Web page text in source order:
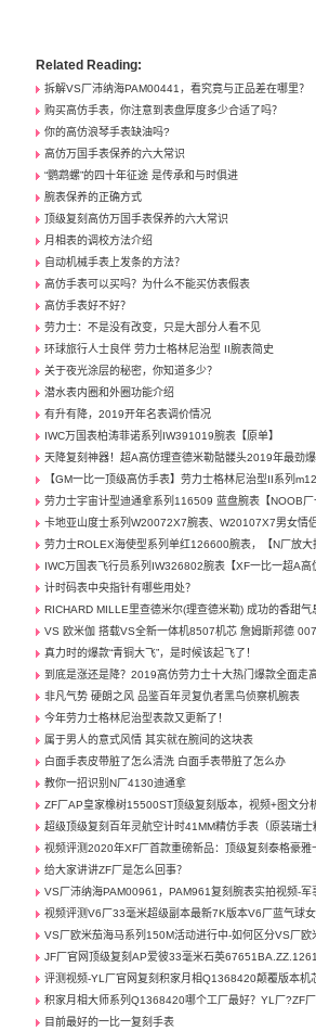
Related Reading:
拆解VS厂沛纳海PAM00441，看究竟与正品差在哪里？
购买高仿手表，你注意到表盘厚度多少合适了吗？
你的高仿浪琴手表缺油吗?
高仿万国手表保养的六大常识
“鹦鹉螺”的四十年征途 是传承和与时俱进
腕表保养的正确方式
顶级复刻高仿万国手表保养的六大常识
月相表的调校方法介绍
自动机械手表上发条的方法？
高仿手表可以买吗？为什么不能买仿表假表
高仿手表好不好？
劳力士：不是没有改变，只是大部分人看不见
环球旅行人士良伴 劳力士格林尼治型 II腕表简史
关于夜光涂层的秘密，你知道多少？
潜水表内圈和外圈功能介绍
有升有降，2019开年名表调价情况
IWC万国表柏涛菲诺系列IW391019腕表【原单】
天降复刻神器！超A高仿理查德米勒骷髅头2019年最劲
【GM一比一顶级高仿手表】劳力士格林尼治型II系列
劳力士宇宙计型迪通拿系列116509 蓝盘腕表【NOOB厂
卡地亚山度士系列W20072X7腕表、W20107X7男女情
劳力士ROLEX海使型系列单红126600腕表，【N厂放大
IWC万国表飞行员系列IW326802腕表【XF一比一超A高
计时码表中央指针有哪些用处？
RICHARD MILLE里查德米尔(理查德米勒) 成功的香甜气
VS 欧米伽 搭载VS全新一体机8507机芯 詹姆斯邦德 007
真力时的爆款“青铜大飞”，是时候该起飞了！
到底是涨还是降？2019高仿劳力士十大热门爆款全面走
非凡气势 硬朗之风 品鉴百年灵复仇者黑鸟侦察机腕表
今年劳力士格林尼治型表款又更新了！
属于男人的意式风情 其实就在腕间的这块表
白面手表皮带脏了怎么清洗 白面手表带脏了怎么办
教你一招识别N厂4130迪通拿
ZF厂AP皇家橡树15500ST顶级复刻版本，视频+图文分
超级顶级复刻百年灵航空计时41MM精仿手表（原装瑞士
视频评测2020年XF厂首款重磅新品：顶级复刻泰格豪雅
给大家讲讲ZF厂是怎么回事？
VS厂沛纳海PAM00961，PAM961复刻腕表实拍视频-军
视频评测V6厂33毫米超级副本最新7K版本V6厂蓝气球
VS厂欧米茄海马系列150M活动进行中-如何区分VS厂欧
JF厂官网顶级复刻AP爱彼33毫米石英
评测视频-YL厂官网复刻积家月相Q1368420颠覆版本机
积家月相大师系列Q1368420哪个工厂最好？YL厂?ZF厂
目前最好的一比一复刻手表